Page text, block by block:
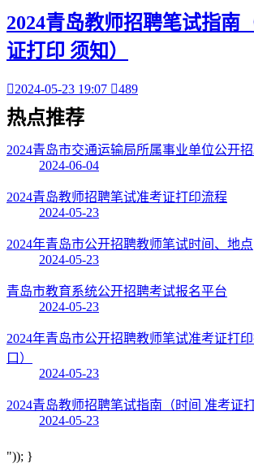
2024青岛教师招聘笔试指南
证打印 须知）
2024-05-23 19:07 489
热点推荐
2024青岛市交通运输局所属事业单位公开
2024-06-04
2024青岛教师招聘笔试准考证打印流程
2024-05-23
2024年青岛市公开招聘教师笔试时间、地点
2024-05-23
青岛市教育系统公开招聘考试报名平台
2024-05-23
2024年青岛市公开招聘教师笔试准考证打
口）
2024-05-23
2024青岛教师招聘笔试指南（时间 准考证
2024-05-23
")); }